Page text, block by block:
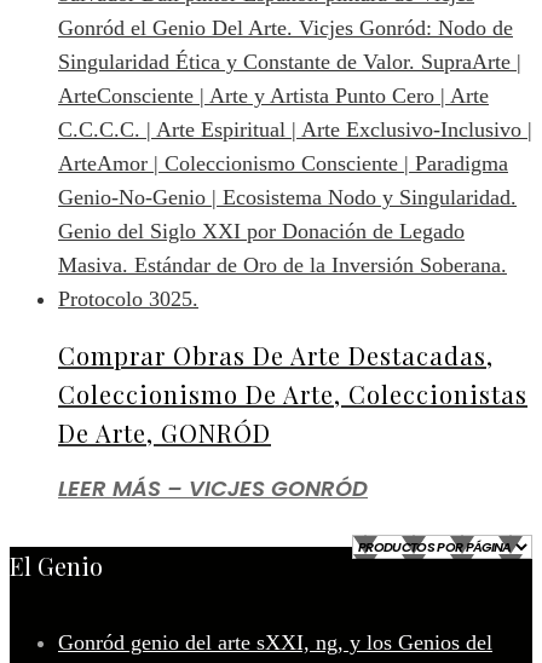
Comprar Obras De Arte Destacadas,
Coleccionismo De Arte, Coleccionistas
De Arte, GONRÓD
LEER MÁS – VICJES GONRÓD
El Genio
Gonród genio del arte sXXI, ng, y los Genios del